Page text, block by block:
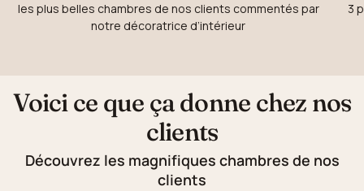
les plus belles chambres de nos clients commentés par
notre décoratrice d’intérieur
3
Voici ce que ça donne chez nos
clients
Découvrez les magnifiques chambres de nos
clients